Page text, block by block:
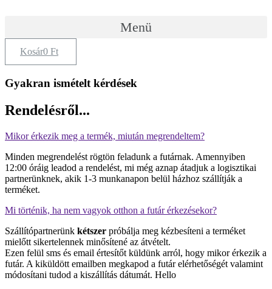
Menü
0 Ft
Kosár
Gyakran ismételt kérdések
Rendelésről...
Mikor érkezik meg a termék, miután megrendeltem?
Minden megrendelést rögtön feladunk a futárnak. Amennyiben
12:00 óráig leadod a rendelést, mi még aznap átadjuk a logisztikai
partnerünknek, akik 1-3 munkanapon belül házhoz szállítják a
terméket.
Mi történik, ha nem vagyok otthon a futár érkezésekor?
Szállítópartnerünk kétszer próbálja meg kézbesíteni a terméket
mielőtt sikertelennek minősítené az átvételt.
Ezen felül sms és email értesítőt küldünk arról, hogy mikor érkezik a
futár. A kiküldött emailben megkapod a futár elérhetőségét valamint
módosítani tudod a kiszállítás dátumát. Hello